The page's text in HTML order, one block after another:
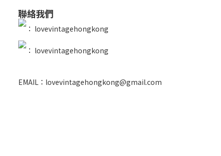
聯絡我們
： lovevintagehongkong
： lovevintagehongkong
EMAIL：lovevintagehongkong@gmail.com